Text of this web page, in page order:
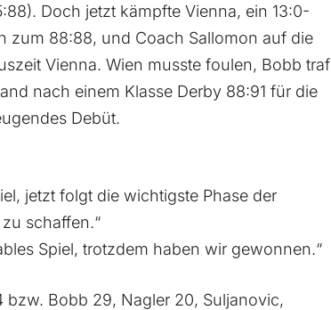
Doch jetzt kämpfte Vienna, ein 13:0-
zum 88:88, und Coach Sallomon auf die
Vienna. Wien musste foulen, Bobb traf
nach einem Klasse Derby 88:91 für die
Debüt.
jetzt folgt die wichtigste Phase der
schaffen.“
Spiel, trotzdem haben wir gewonnen.“
Bobb 29, Nagler 20, Suljanovic,